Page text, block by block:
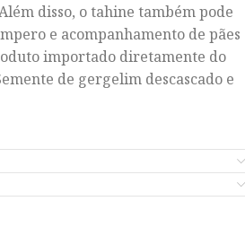
disso, o tahine também pode
e acompanhamento de pães
importado diretamente do
de gergelim descascado e